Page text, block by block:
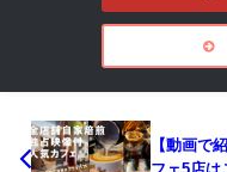
【動画で